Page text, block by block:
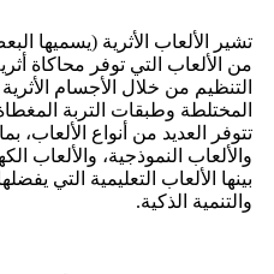
تشير الألعاب الأثرية (يسميها
من الألعاب التي توفر محاكاة
التنظيم من خلال الأجسام
المختلطة وطبقات التربة
تتوفر العديد من أنواع الألعاب،
والألعاب النموذجية، والألعاب
بينها الألعاب التعليمية التي
والتنمية الذكية.